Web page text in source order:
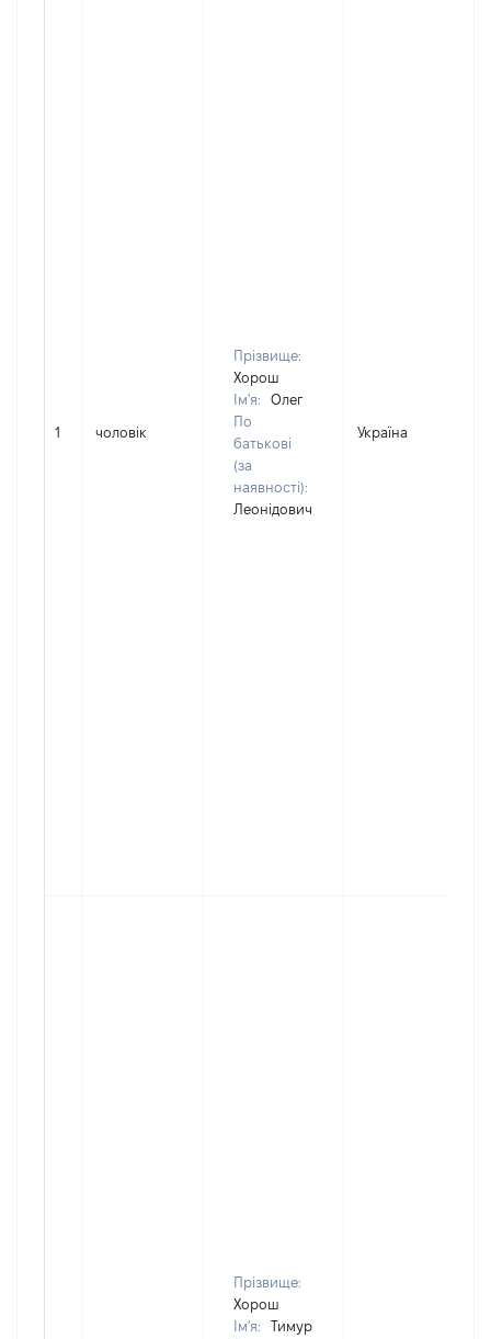
1 чоловік
Прізвище:
Хорош
Ім'я:
Олег
По
батькові
(за
наявності):
Леонідович
Україна
Прізвище:
Хорош
Ім'я:
Тимур